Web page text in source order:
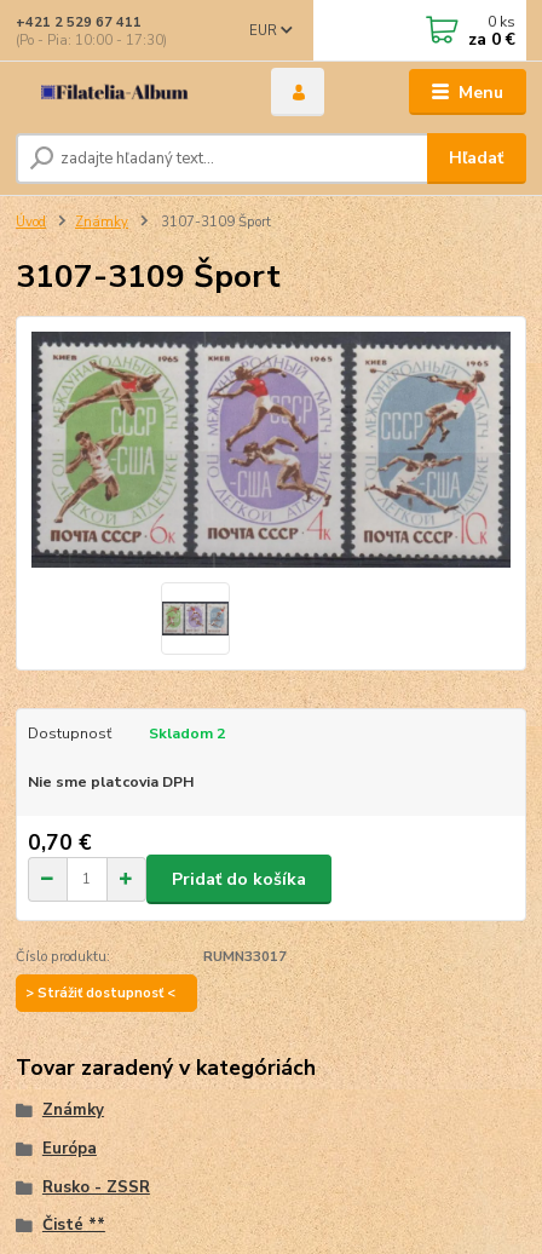
Menu
EUR
Hľadať
+421 2 529 67 411
(Po - Pia: 10:00 - 17:30)
0 ks
za 0 €
Úvod Známky 3107-3109 Šport
3107-3109 Šport
Dostupnosť Skladom 2
Nie sme platcovia DPH
0,70 €
Pridať do košíka
Číslo produktu:
RUMN33017
> Strážiť dostupnosť <
Tovar zaradený v kategóriách
Známky
Európa
Rusko - ZSSR
Čisté **